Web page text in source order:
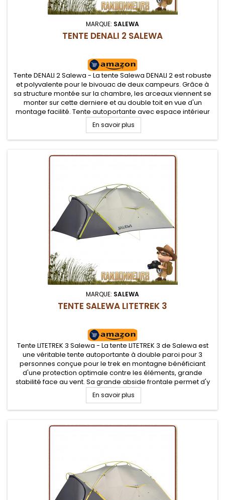
MARQUE: SALEWA
TENTE DENALI 2 SALEWA
Tente DENALI 2 Salewa - La tente Salewa DENALI 2 est robuste
et polyvalente pour le bivouac de deux campeurs. Grâce à
sa structure montée sur la chambre, les arceaux viennent se
monter sur cette derniere et au double toit en vue d'un
montage facilité. Tente autoportante avec espace intérieur
spacieux grâce à un arceau court situé sur la toile
intérieure....
En savoir plus
MARQUE: SALEWA
TENTE SALEWA LITETREK 3
Tente LITETREK 3 Salewa - La tente LITETREK 3 de Salewa est
une véritable tente autoportante à double paroi pour 3
personnes conçue pour le trek en montagne bénéficiant
d'une protection optimale contre les éléments, grande
stabilité face au vent. Sa grande abside frontale permet d'y
entreposer tout son équipement. Panneaux de ventilation
avec zips.
En savoir plus